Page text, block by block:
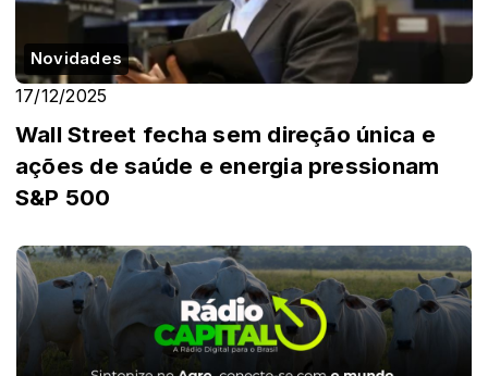
Novidades
17/12/2025
Wall Street fecha sem direção única e
ações de saúde e energia pressionam
S&P 500